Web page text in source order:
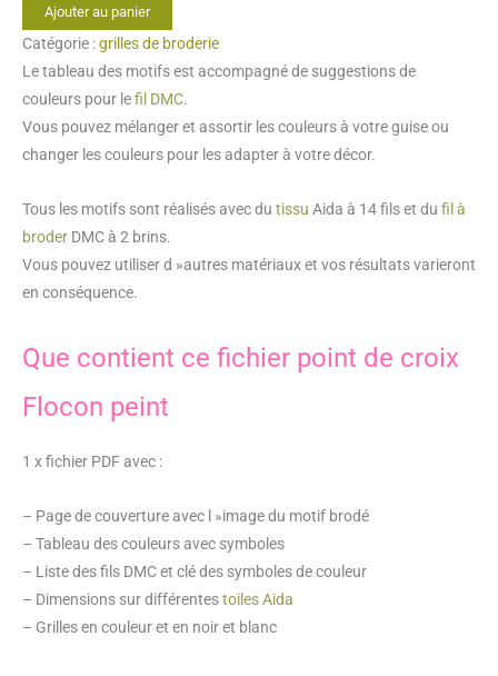
Point
de
croix
Flocon
peint
Ajouter au panier
Catégorie :grilles de broderie
Le tableau des motifs est accompagné de suggestions de
couleurs pour lefil DMC.
Vous pouvez mélanger et assortir les couleurs à votre guise ou
changer les couleurs pour les adapter à votre décor.
Tous les motifs sont réalisés avec du tissu Aida à 14 fils et du fil à
broder DMC à 2 brins.
Vous pouvez utiliser d »autres matériaux et vos résultats varieront
en conséquence.
Que contient ce fichier point de croix
Flocon peint
1 x fichier PDF avec :
– Page de couverture avec l »image du motif brodé
– Tableau des couleurs avec symboles
– Liste des fils DMC et clé des symboles de couleur
– Dimensions sur différentestoiles Aida
– Grilles en couleur et en noir et blanc